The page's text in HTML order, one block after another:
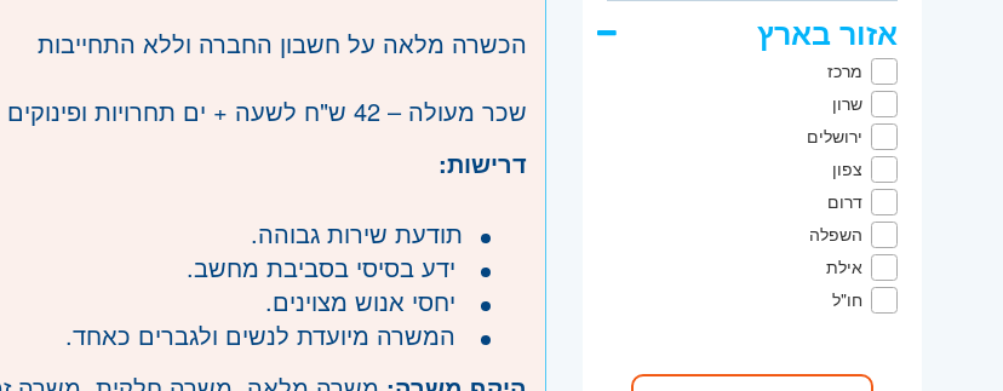
אזור בארץ
מרכז
שרון
ירושלים
צפון
דרום
השפלה
אילת
חו"ל
הכשרה מלאה על חשבון החברה וללא התחייבות
שכר מעולה – 42 ש"ח לשעה + ים תחרויות ופינוקים
דרישות:
תודעת שירות גבוהה.
ידע בסיסי בסביבת מחשב.
יחסי אנוש מצוינים.
המשרה מיועדת לנשים ולגברים כאחד.